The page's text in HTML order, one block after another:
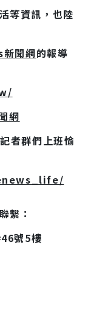
等資訊，也陸
聞網的報導
網
者群們上班愉
繫：
號5樓